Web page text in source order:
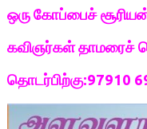
ஒரு கோப்பைச்
கவிஞர்கள் தாமரைச்
தொடர்பிற்கு:97910